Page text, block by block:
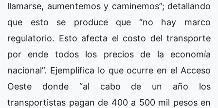
llamarse, aumentemos y caminemos”; detallando
que esto se produce que “no hay marco
regulatorio. Esto afecta el costo del transporte
por ende todos los precios de la economía
nacional”. Ejemplifica lo que ocurre en el Acceso
Oeste donde “al cabo de un año los
transportistas pagan de 400 a 500 mil pesos en